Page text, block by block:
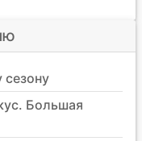
сезону
Большая